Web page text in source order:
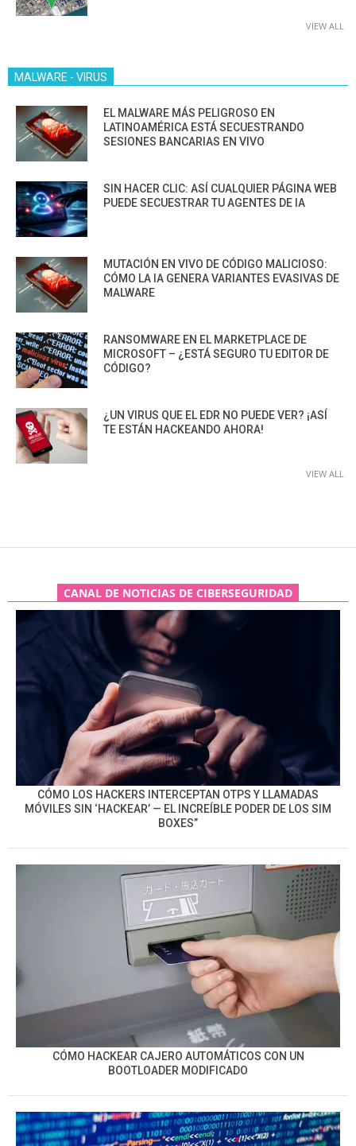
VIEW ALL
MALWARE - VIRUS
EL MALWARE MÁS PELIGROSO EN
LATINOAMÉRICA ESTÁ SECUESTRANDO
SESIONES BANCARIAS EN VIVO
SIN HACER CLIC: ASÍ CUALQUIER PÁGINA WEB
PUEDE SECUESTRAR TU AGENTES DE IA
MUTACIÓN EN VIVO DE CÓDIGO MALICIOSO:
CÓMO LA IA GENERA VARIANTES EVASIVAS DE
MALWARE
RANSOMWARE EN EL MARKETPLACE DE
MICROSOFT – ¿ESTÁ SEGURO TU EDITOR DE
CÓDIGO?
¿UN VIRUS QUE EL EDR NO PUEDE VER? ¡ASÍ
TE ESTÁN HACKEANDO AHORA!
VIEW ALL
CANAL DE NOTICIAS DE CIBERSEGURIDAD
CÓMO LOS HACKERS INTERCEPTAN OTPS Y LLAMADAS
MÓVILES SIN ‘HACKEAR’ — EL INCREÍBLE PODER DE LOS SIM
BOXES”
CÓMO HACKEAR CAJERO AUTOMÁTICOS CON UN
BOOTLOADER MODIFICADO